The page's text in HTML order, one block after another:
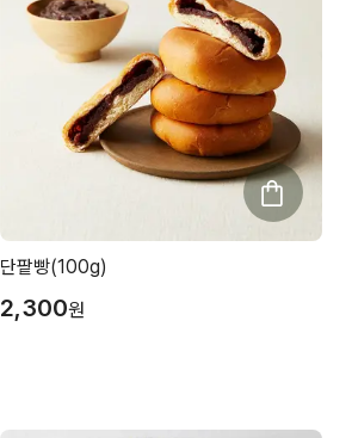
단팥빵(100g)
2,300원